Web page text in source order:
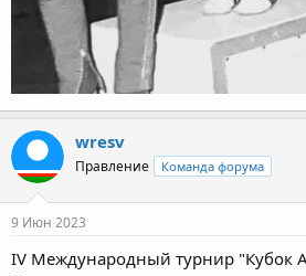
wresv
Правление Команда форума
9 Июн 2023
IV Международный турнир "Кубок